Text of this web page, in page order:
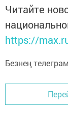
Читайте
https://
Безнең